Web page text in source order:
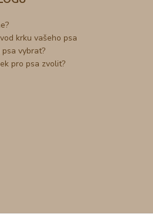
krku vašeho psa
vybrat?
pro psa zvolit?